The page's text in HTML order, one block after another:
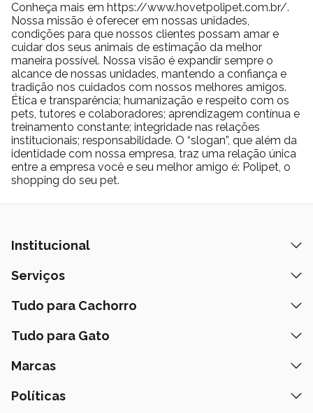
Conheça mais em https://www.hovetpolipet.com.br/.
Nossa missão é oferecer em nossas unidades,
condições para que nossos clientes possam amar e
cuidar dos seus animais de estimação da melhor
maneira possível. Nossa visão é expandir sempre o
alcance de nossas unidades, mantendo a confiança e
tradição nos cuidados com nossos melhores amigos.
Ética e transparência; humanização e respeito com os
pets, tutores e colaboradores; aprendizagem contínua e
treinamento constante; integridade nas relações
institucionais; responsabilidade. O “slogan”, que além da
identidade com nossa empresa, traz uma relação única
entre a empresa você e seu melhor amigo é: Polipet, o
shopping do seu pet.
Institucional
Quem Somos
Prazos de Entrega
Fale Conosco
Lista de Desejos
Serviços
Banho e Tosa
Peça pelo Delivery
Assinatura Polipet
Tudo para Cachorro
Ração
Coleiras
Tudo para Gato
Ração
Marcas
Nexgard
Políticas